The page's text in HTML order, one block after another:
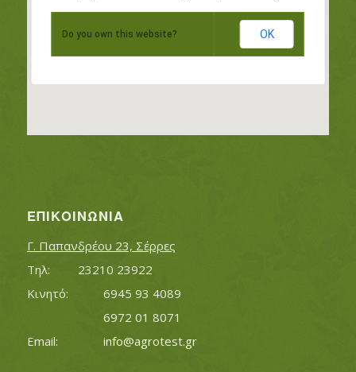
Do you own this website? OK
ΕΠΙΚΟΙΝΩΝΊΑ
Γ. Παπανδρέου 23, Σέρρες
Τηλ:		23210 23922
Κινητό:		6945 93 4089
			6972 01 8071
info@agrotest.gr